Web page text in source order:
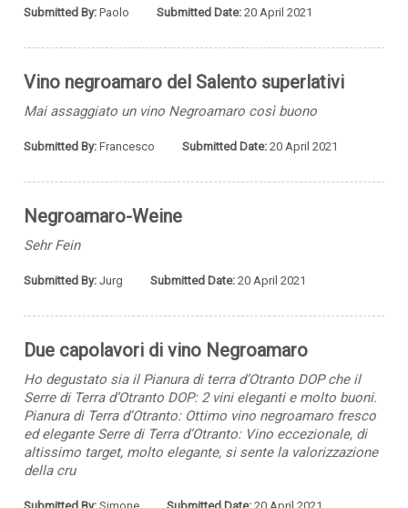
Submitted By: Paolo Submitted Date: 20 April 2021
Vino negroamaro del Salento superlativi
Mai assaggiato un vino Negroamaro così buono
Submitted By: Francesco Submitted Date: 20 April 2021
Negroamaro-Weine
Sehr Fein
Submitted By: Jurg Submitted Date: 20 April 2021
Due capolavori di vino Negroamaro
Ho degustato sia il Pianura di terra d’Otranto DOP che il
Serre di Terra d’Otranto DOP: 2 vini eleganti e molto buoni.
Pianura di Terra d’Otranto: Ottimo vino negroamaro fresco
ed elegante Serre di Terra d’Otranto: Vino eccezionale, di
altissimo target, molto elegante, si sente la valorizzazione
della cru